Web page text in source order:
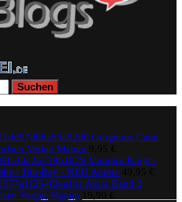
Gorgeous Carat
Verlag Manga
Vampire Knigt -
- Blu-Ray - NEU Anime
Akira Band 2
Verlag Manga